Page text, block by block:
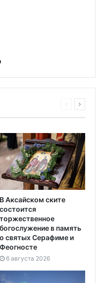
В Аксайском ските
состоится
торжественное
богослужение в память
о святых Серафиме и
Феогносте
6 августа 2026